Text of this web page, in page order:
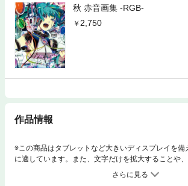
秋 赤音画集 -RGB-
2,750
作品情報
※この商品はタブレットなど大きいディスプレイを備
に適しています。また、文字だけを拡大することや
ト、検索、辞書の参照、引用などの機能が使用でき
のボーカロイド楽曲のイラストを数多く描く、絵師